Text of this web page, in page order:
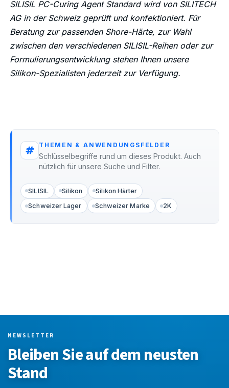
SILISIL PC-Curing Agent Standard wird von SILITECH
AG in der Schweiz geprüft und konfektioniert. Für
Beratung zur passenden Shore-Härte, zur Wahl
zwischen den verschiedenen SILISIL-Reihen oder zur
Formulierungsentwicklung stehen Ihnen unsere
Silikon-Spezialisten jederzeit zur Verfügung.
THEMEN & ANWENDUNGSFELDER
Schlüsselbegriffe rund um dieses Produkt. Auch
nützlich für unsere Suche und Filter.
SILISIL Silikon
Silikon Härter
Schweizer Lager
Schweizer Marke 2K
NEWSLETTER
Bleiben Sie auf dem neusten
Stand